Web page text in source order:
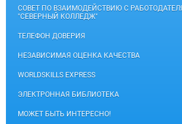
СОВЕТ ПО ВЗАИМОДЕЙСТВИЮ С
"СЕВЕРНЫЙ КОЛЛЕДЖ"
ТЕЛЕФОН ДОВЕРИЯ
НЕЗАВИСИМАЯ ОЦЕНКА КАЧЕСТВА
WORLDSKILLS EXPRESS
ЭЛЕКТРОННАЯ БИБЛИОТЕКА
МОЖЕТ БЫТЬ ИНТЕРЕСНО!